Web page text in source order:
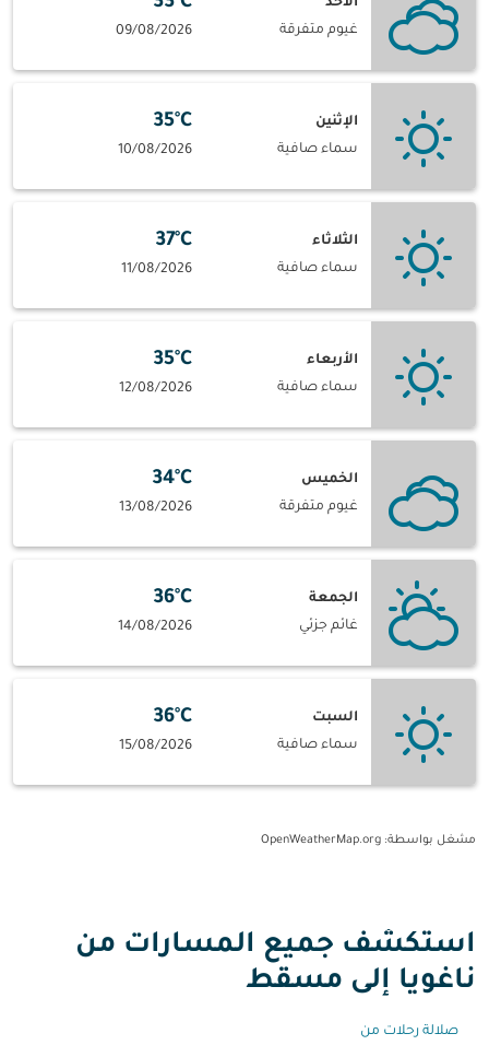
غيوم متفرقة
09/08/2026
الإثنين
سماء صافية
35°C
10/08/2026
الثلاثاء
سماء صافية
37°C
11/08/2026
الأربعاء
سماء صافية
35°C
12/08/2026
الخميس
غيوم متفرقة
34°C
13/08/2026
الجمعة
غائم جزئي
36°C
14/08/2026
السبت
سماء صافية
36°C
15/08/2026
مشغل بواسطة: OpenWeatherMap.org
استكشف جميع المسارات من
ناغويا إلى مسقط
صلالة رحلات من